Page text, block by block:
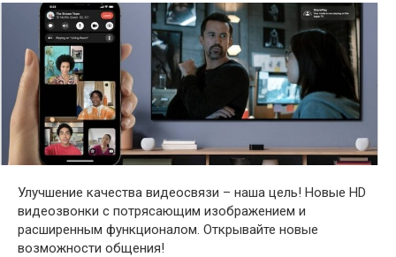
Улучшение качества видеосвязи – наша цель! Новые HD
видеозвонки с потрясающим изображением и
расширенным функционалом. Открывайте новые
возможности общения!